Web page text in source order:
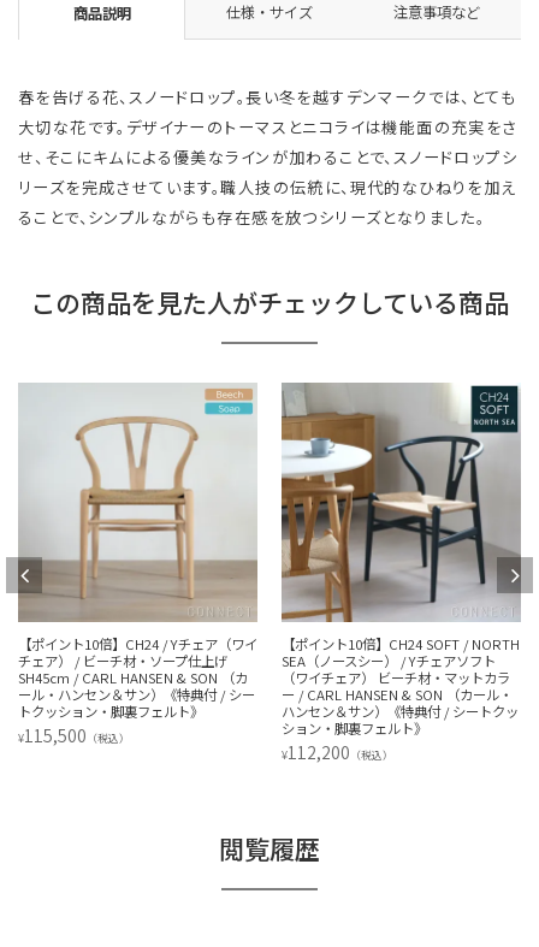
商品説明 仕様・サイズ 注意事項など
春を告げる花、スノードロップ。長い冬を越すデンマークでは、とても
大切な花です。デザイナーのトーマスとニコライは機能面の充実をさ
せ、そこにキムによる優美なラインが加わることで、スノードロップシ
リーズを完成させています。職人技の伝統に、現代的なひねりを加え
ることで、シンプルながらも存在感を放つシリーズとなりました。
この商品を見た人がチェックしている商品
【ポイント10倍】CH24 / Yチェア（ワイ
チェア） / ビーチ材・ソープ仕上げ
SH45cm / CARL HANSEN & SON （カ
ール・ハンセン＆サン）《特典付 / シー
トクッション・脚裏フェルト》
¥115,500 （税込）
【ポイント10倍】CH24 SOFT / NORTH
SEA（ノースシー） / Yチェアソフト
（ワイチェア） ビーチ材・マットカラ
ー / CARL HANSEN & SON （カール・
ハンセン＆サン）《特典付 / シートクッ
ション・脚裏フェルト》
¥112,200 （税込）
閲覧履歴